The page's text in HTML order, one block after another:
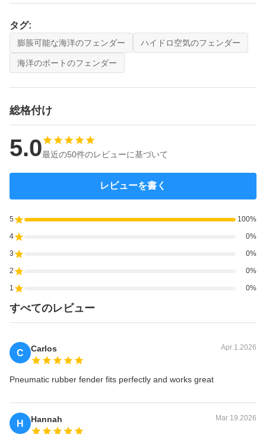
タグ:
膨脹可能な海洋のフェンダー ハイドロ空気のフェンダー
海洋のボートのフェンダー
総格付け
5.0最近の50件のレビューに基づいて
レビューを書く
5 100%
4 0%
3 0%
2 0%
1 0%
すべてのレビュー
C Carlos Apr 1.2026
Pneumatic rubber fender fits perfectly and works great
H Hannah Mar 19.2026